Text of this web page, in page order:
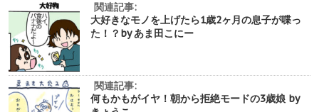
関連記事:
大好きなモノを上げたら1歳2ヶ月の息子が喋っ
た！？by あま田こにー
関連記事:
何もかもがイヤ！朝から拒絶モードの3歳娘 by